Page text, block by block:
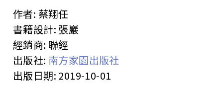
作者: 蔡翔任
書籍設計: 張巖
經銷商: 聯經
出版社: 南方家園出版社
出版日期: 2019-10-01